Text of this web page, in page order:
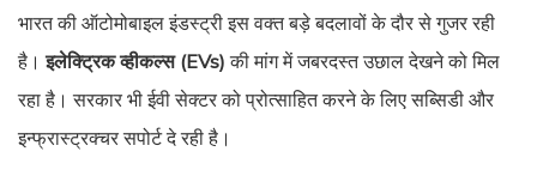
भारत की ऑटोमोबाइल इंडस्ट्री इस वक्त बड़े बदलावों के दौर से गुजर रही
है।इलेक्ट्रिक व्हीकल्स (EVs) की मांग में जबरदस्त उछाल देखने को मिल
रहा है। सरकार भी ईवी सेक्टर को प्रोत्साहित करने के लिए सब्सिडी और
इन्फ्रास्ट्रक्चर सपोर्ट दे रही है।